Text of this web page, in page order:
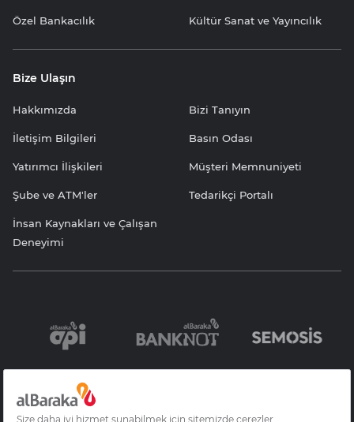
Özel Bankacılık Kültür Sanat ve Yayıncılık
Bize Ulaşın
Hakkımızda Bizi Tanıyın
İletişim Bilgileri Basın Odası
Yatırımcı İlişkileri Müşteri Memnuniyeti
Şube ve ATM'ler Tedarikçi Portalı
İnsan Kaynakları ve Çalışan
Deneyimi